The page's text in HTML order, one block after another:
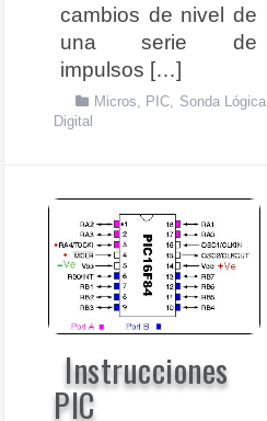
cambios de nivel de
una serie de
impulsos […]
Micros PIC
Sonda Lógica
Digital
Instrucciones
PIC